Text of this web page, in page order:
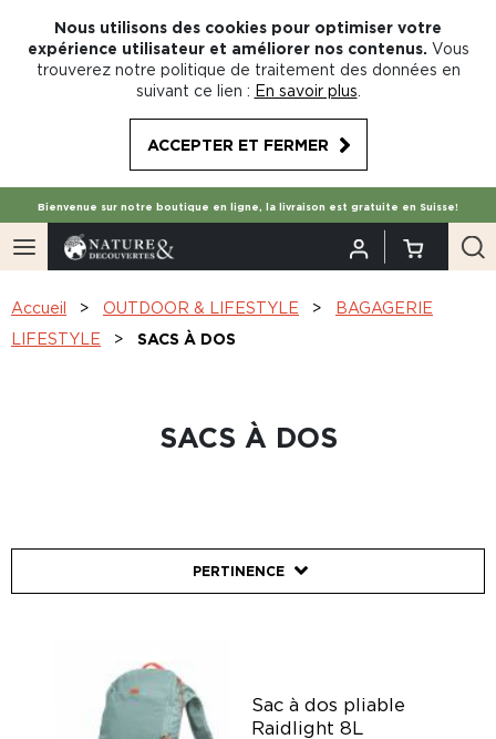
Nous utilisons des cookies pour optimiser votre
expérience utilisateur et améliorer nos contenus. Vous
trouverez notre politique de traitement des données en
suivant ce lien : En savoir plus
ACCEPTER ET FERMER
Bienvenue sur notre boutique en ligne, la livraison est gratuite en Suisse!
Accueil OUTDOOR & LIFESTYLE
BAGAGERIE
LIFESTYLE
SACS À DOS
SACS À DOS
PERTINENCE
Sac à dos pliable
Raidlight 8L